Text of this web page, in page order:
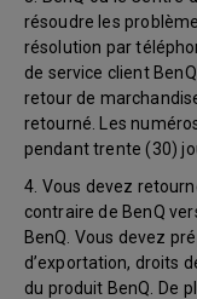
résoudre les
résolution par
de service client
retour de
retourné. Les
pendant trente (30)
4. Vous devez
contraire de BenQ
BenQ. Vous devez
d’exportation, droits
du produit BenQ. De